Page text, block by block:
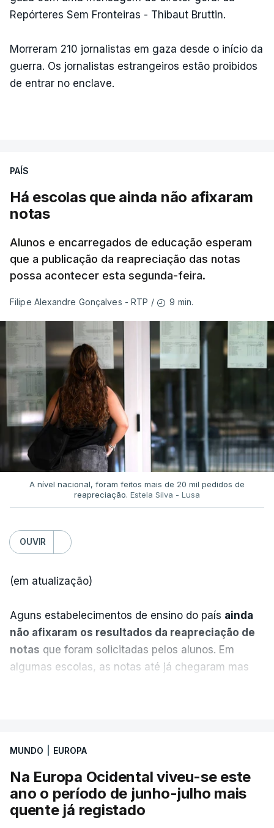
Repórteres Sem Fronteiras - Thibaut Bruttin.
Morreram 210 jornalistas em gaza desde o início da
guerra. Os jornalistas estrangeiros estão proibidos
de entrar no enclave.
PAÍS
Há escolas que ainda não afixaram
notas
Alunos e encarregados de educação esperam
que a publicação da reapreciação das notas
possa acontecer esta segunda-feira.
Filipe Alexandre Gonçalves - RTP / 9 min.
A nível nacional, foram feitos mais de 20 mil pedidos de
reapreciação. Estela Silva - Lusa
OUVIR
(em atualização)
Aguns estabelecimentos de ensino do país ainda
não afixaram os resultados da reapreciação de
notas que foram solicitadas pelos alunos. Em
algumas escolas, as notas até já chegaram mas
tinha chegado o resultado de
exames, mas ainda não tinham sido afixados.
Alguns encarregados de educação e alunos foram
até à escola para ver o resultado mas ainda não
MUNDO EUROPA
Na Europa Ocidental viveu-se este
ano o período de junho-julho mais
quente já registado